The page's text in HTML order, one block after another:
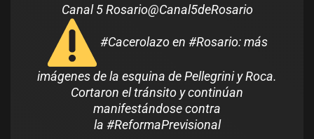
Canal 5 Rosario@Canal5deRosario
#Cacerolazoen #Rosario: más
imágenes de la esquina de Pellegrini y Roca.
Cortaron el tránsito y continúan
manifestándose contra
la #ReformaPrevisional